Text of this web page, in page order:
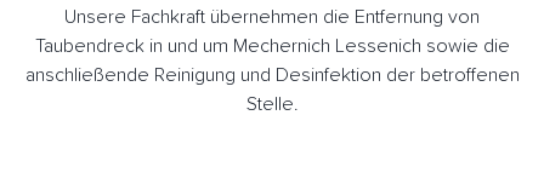
Unsere Fachkraft übernehmen die Entfernung von
Taubendreck in und um Mechernich Lessenich sowie die
anschließende Reinigung und Desinfektion der betroffenen
Stelle.